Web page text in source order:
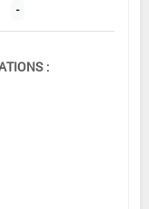
-
: